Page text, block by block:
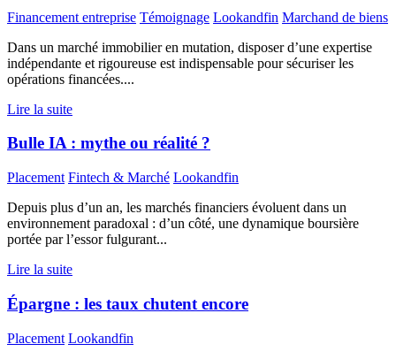
Financement entreprise Témoignage Lookandfin Marchand de biens
Dans un marché immobilier en mutation, disposer d’une expertise
indépendante et rigoureuse est indispensable pour sécuriser les
opérations financées....
Lire la suite
Bulle IA : mythe ou réalité ?
Placement Fintech & Marché Lookandfin
Depuis plus d’un an, les marchés financiers évoluent dans un
environnement paradoxal : d’un côté, une dynamique boursière
portée par l’essor fulgurant...
Lire la suite
Épargne : les taux chutent encore
Placement Lookandfin